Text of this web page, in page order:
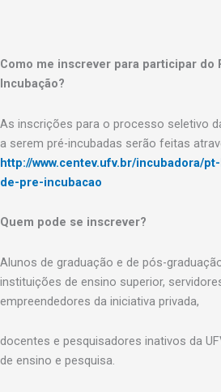
Como me inscrever para participar do
Incubação?
As inscrições para o processo seletivo
a serem pré-incubadas serão feitas
http://www.centev.ufv.br/incubadora/
de-pre-incubacao
Quem pode se inscrever?
Alunos de graduação e de pós-
instituições de ensino superior,
empreendedores da iniciativa privada,
docentes e pesquisadores inativos da
de ensino e pesquisa.